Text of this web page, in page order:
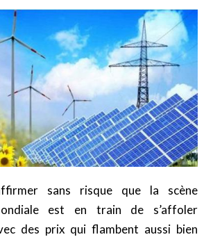
sans risque que la scène
est en train de s’affoler
des prix qui flambent aussi bien